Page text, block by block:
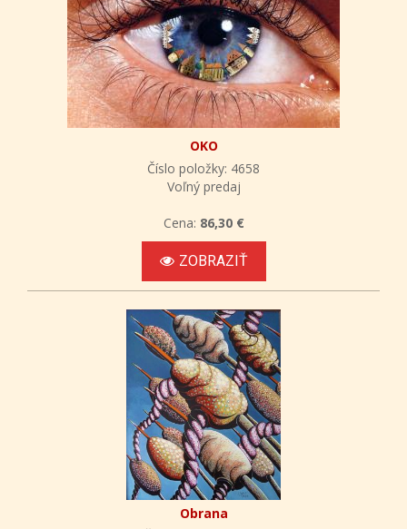
OKO
Číslo položky: 4658
Voľný predaj
Cena: 86,30 €
ZOBRAZIŤ
Obrana